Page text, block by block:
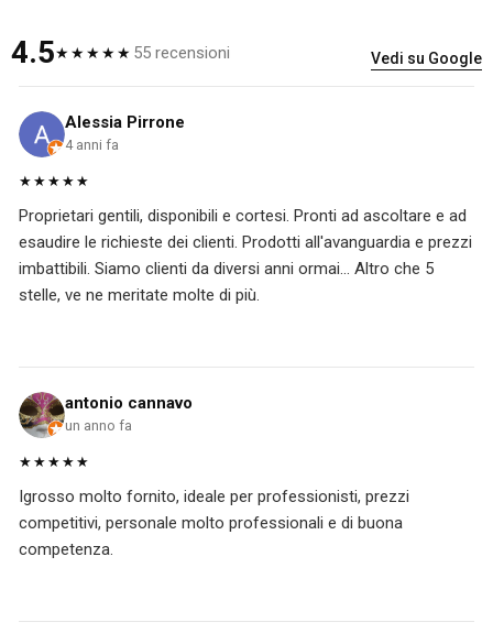
4.5★★★★★ 55 recensioni Vedi su Google
Alessia Pirrone
4 anni fa
★★★★★
Proprietari gentili, disponibili e cortesi. Pronti ad ascoltare e ad
esaudire le richieste dei clienti. Prodotti all'avanguardia e prezzi
imbattibili. Siamo clienti da diversi anni ormai... Altro che 5
stelle, ve ne meritate molte di più.
antonio cannavo
un anno fa
★★★★★
Igrosso molto fornito, ideale per professionisti, prezzi
competitivi, personale molto professionali e di buona
competenza.